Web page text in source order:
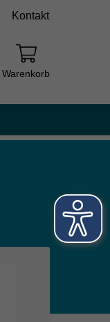
Kontakt
Warenkorb